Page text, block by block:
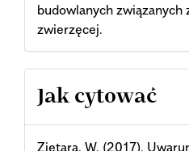
budowlanych
zwierzęcej.
Article
Details
Jak cytować
Ziętara, W. (2017).